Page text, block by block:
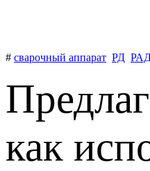
# сварочный аппарат РД
как